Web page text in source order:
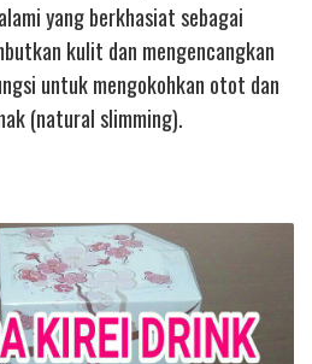
yang berkhasiat sebagai
kulit dan mengencangkan
untuk mengokohkan otot dan
(natural slimming).